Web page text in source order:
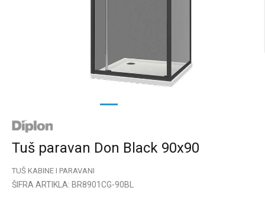
1
Tuš paravan Don Black 90x90
TUŠ KABINE I PARAVANI
ŠIFRA ARTIKLA: BR8901CG-90BL